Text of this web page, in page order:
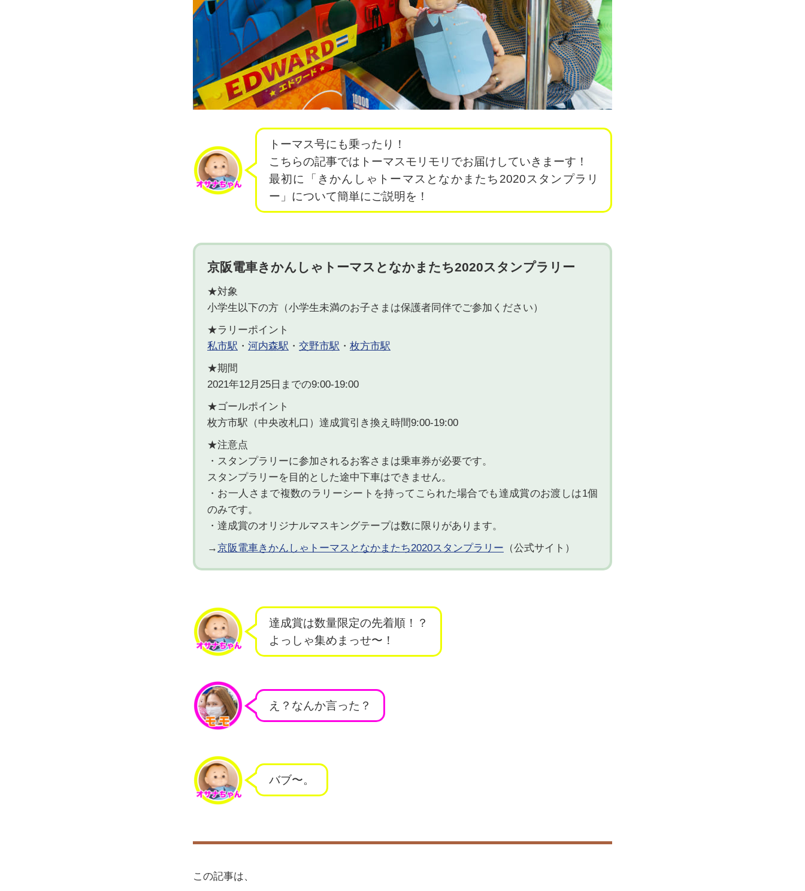
トーマス号にも乗ったり！
こちらの記事ではトーマスモリモリでお届けしていきまーす！
最初に「きかんしゃトーマスとなかまたち2020スタンプラリ
ー」について簡単にご説明を！
京阪電車きかんしゃトーマスとなかまたち2020スタンプラリー
★対象
小学生以下の方（小学生未満のお子さまは保護者同伴でご参加ください）
★ラリーポイント
私市駅 ・ 河内森駅 ・ 交野市駅 ・ 枚方市駅
★期間
2021年12月25日までの9:00-19:00
★ゴールポイント
枚方市駅（中央改札口）達成賞引き換え時間9:00-19:00
★注意点
・スタンプラリーに参加されるお客さまは乗車券が必要です。
スタンプラリーを目的とした途中下車はできません。
・お一人さまで複数のラリーシートを持ってこられた場合でも達成賞のお渡しは1個
のみです。
・達成賞のオリジナルマスキングテープは数に限りがあります。
→京阪電車きかんしゃトーマスとなかまたち2020スタンプラリー （公式サイト）
達成賞は数量限定の先着順！？
よっしゃ集めまっせ〜！
え？なんか言った？
バブ〜。
この記事は、